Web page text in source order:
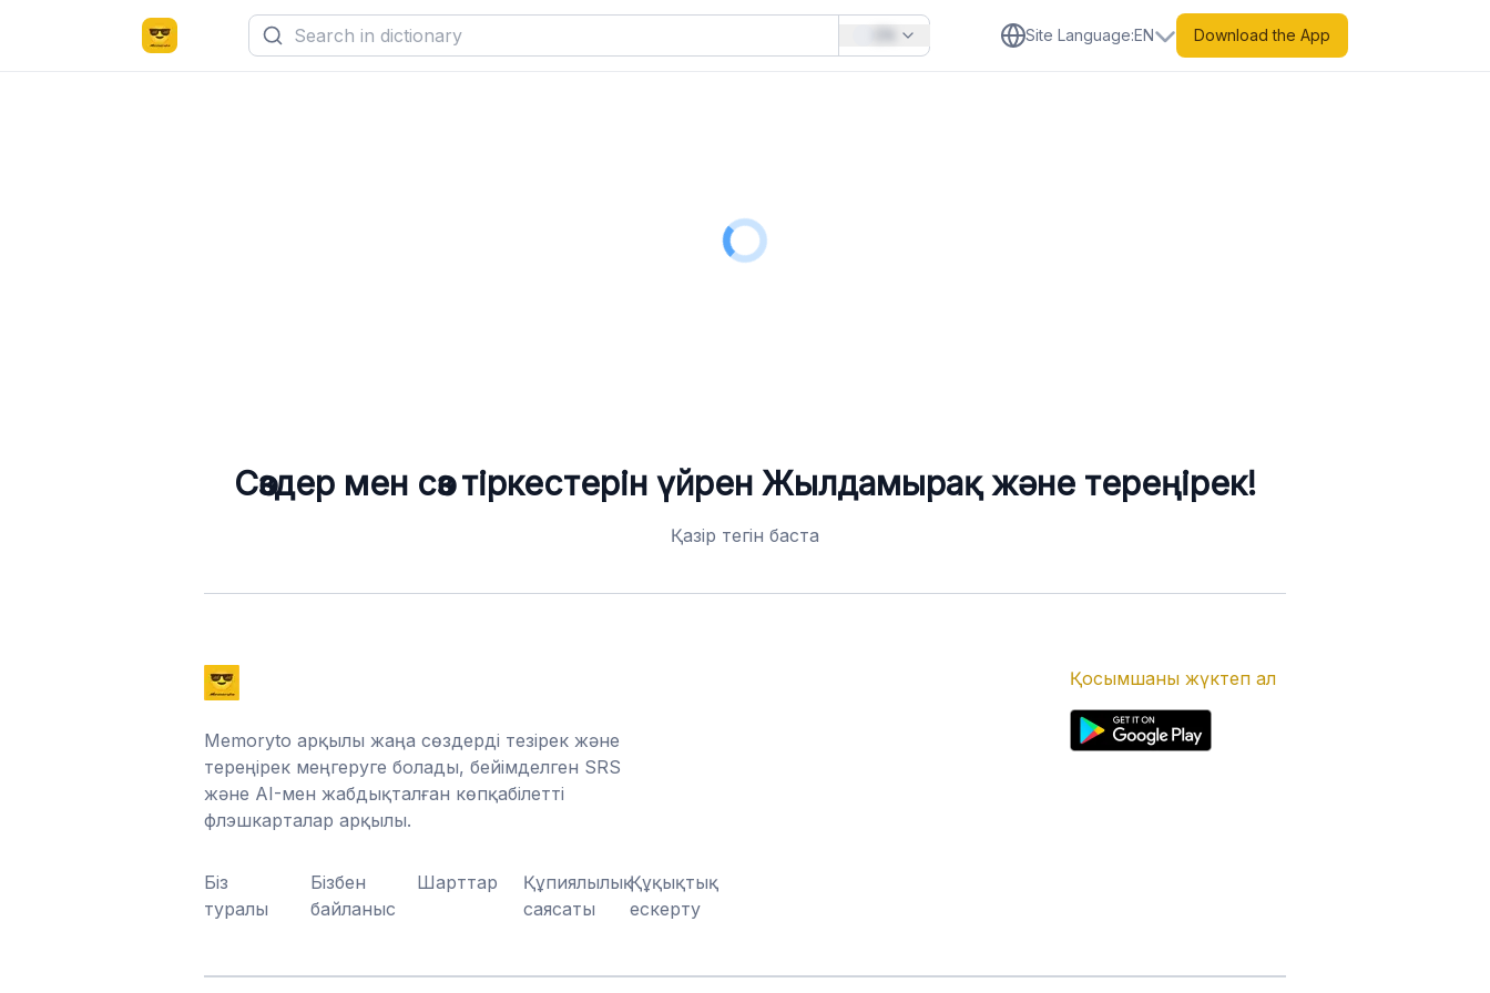
Site Language:EN Download the App
Сөздер мен сөз тіркестерін үйрен Жылдамырақ және тереңірек!
Қазір тегін баста
Memoryto арқылы жаңа сөздерді тезірек және
тереңірек меңгеруге болады, бейімделген SRS
және AI-мен жабдықталған көпқабілетті
флэшкарталар арқылы.
Біз
туралы
Бізбен
байланыс
Шарттар
Құпиялылық
саясаты
Құқықтық
ескерту
Қосымшаны жүктеп ал